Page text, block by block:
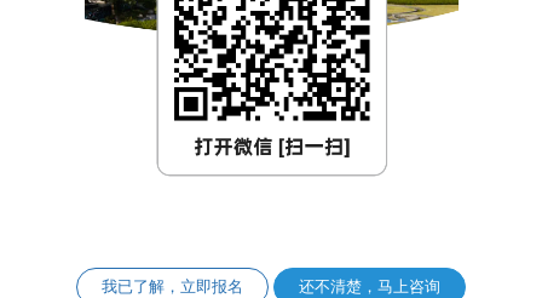
我已了解，立即报名 还不清楚，马上咨询